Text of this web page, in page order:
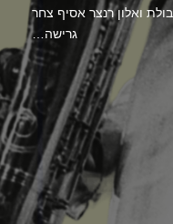
ואלון רנצר אסיף צחר
גרישה…